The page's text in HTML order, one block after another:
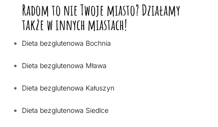
Radom to nie Twoje miasto? Działamy
także w innych miastach!
Dieta bezglutenowa Bochnia
Dieta bezglutenowa Mława
Dieta bezglutenowa Kałuszyn
Dieta bezglutenowa Siedlce